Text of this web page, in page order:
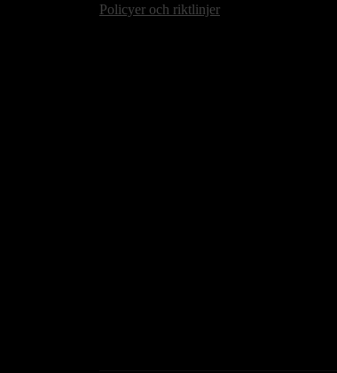
Policyer och riktlinjer